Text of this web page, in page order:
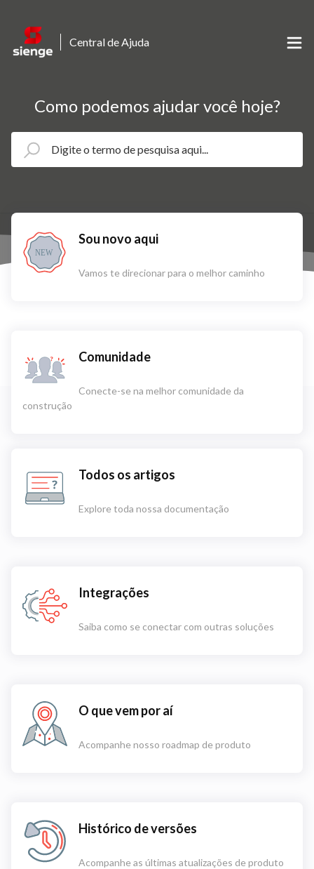
Central de Ajuda
Como podemos ajudar você hoje?
NEW
Sou novo aqui
Vamos te direcionar para o melhor caminho
Comunidade
Conecte-se na melhor comunidade da
construção
Todos os artigos
Explore toda nossa documentação
Integrações
Saiba como se conectar com outras soluções
O que vem por aí
Acompanhe nosso roadmap de produto
Histórico de versões
Acompanhe as últimas atualizações de produto